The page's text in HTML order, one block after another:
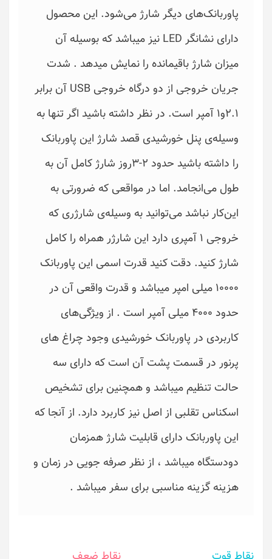
پاوربانک‌های دیگر شارژ می‌شود. این محصول
دارای نشانگر LED نیز میباشد که بوسیله آن
میزان شارژ باقیمانده را نمایش میدهد . شدت
جریان خروجی از دو درگاه خروجی USB آن برابر
2.1و1 آمپر است. در نظر داشته باشید اگر تنها به
وسیله‌ی پنل خورشیدی قصد شارژ این پاوربانک
را داشته باشید حدود 2-3روز شارژ کامل آن به
طول می‌انجامد. اما در مواقعی که ضرورتی به
این‌کار نباشد می‌توانید به وسیله‌ی شارژری که
خروجی 1 آمپری دارد این شارژر همراه را کامل
شارژ کنید. دقت کنید قدرت اسمی این پاوربانک
10000 میلی امپر میباشد و قدرت واقعی آن در
حدود 4000 میلی آمپر است . از ویژگی‌های
کاربردی در پاوربانک خورشیدی وجود چراغ های
پرنور در قسمت پشت آن است که دارای سه
حالت تنظیم میباشد و همچنین برای تشخیص
اسکناس تقلبی از اصل نیز کاربرد دارد. از آنجا که
این پاوربانک دارای قابلیت شارژ همزمان
دودستگاه میباشد ، از نظر صرفه جویی در زمان و
هزینه گزینه مناسبی برای سفر میباشد .